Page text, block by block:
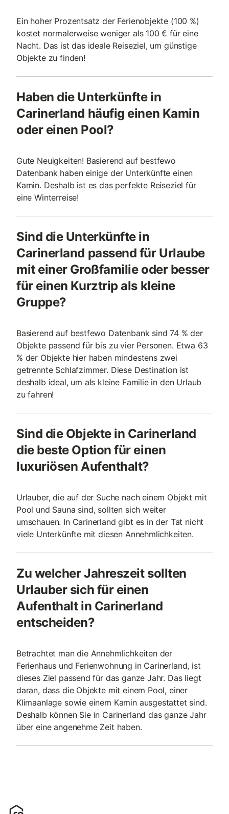
Ein hoher Prozentsatz der Ferienobjekte (100 %)
kostet normalerweise weniger als 100 € für eine
Nacht. Das ist das ideale Reiseziel, um günstige
Objekte zu finden!
Haben die Unterkünfte in
Carinerland häufig einen Kamin
oder einen Pool?
Gute Neuigkeiten! Basierend auf bestfewo
Datenbank haben einige der Unterkünfte einen
Kamin. Deshalb ist es das perfekte Reiseziel für
eine Winterreise!
Sind die Unterkünfte in
Carinerland passend für Urlaube
mit einer Großfamilie oder besser
für einen Kurztrip als kleine
Gruppe?
Basierend auf bestfewo Datenbank sind 74 % der
Objekte passend für bis zu vier Personen. Etwa 63
% der Objekte hier haben mindestens zwei
getrennte Schlafzimmer. Diese Destination ist
deshalb ideal, um als kleine Familie in den Urlaub
zu fahren!
Sind die Objekte in Carinerland
die beste Option für einen
luxuriösen Aufenthalt?
Urlauber, die auf der Suche nach einem Objekt mit
Pool und Sauna sind, sollten sich weiter
umschauen. In Carinerland gibt es in der Tat nicht
viele Unterkünfte mit diesen Annehmlichkeiten.
Zu welcher Jahreszeit sollten
Urlauber sich für einen
Aufenthalt in Carinerland
entscheiden?
Betrachtet man die Annehmlichkeiten der
Ferienhaus und Ferienwohnung in Carinerland, ist
dieses Ziel passend für das ganze Jahr. Das liegt
daran, dass die Objekte mit einem Pool, einer
Klimaanlage sowie einem Kamin ausgestattet sind.
Deshalb können Sie in Carinerland das ganze Jahr
über eine angenehme Zeit haben.